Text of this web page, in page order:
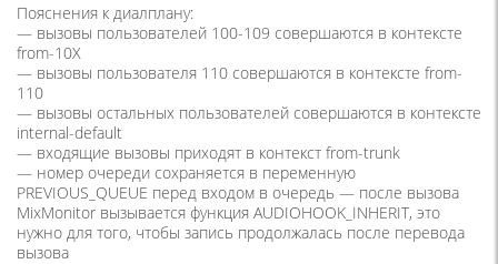
Пояснения к диалплану:
— вызовы пользователей 100-109 совершаются в контексте
from-10X
— вызовы пользователя 110 совершаются в контексте from-
110
— вызовы остальных пользователей совершаются в контексте
internal-default
— входящие вызовы приходят в контекст from-trunk
— номер очереди сохраняется в переменную
PREVIOUS_QUEUE перед входом в очередь — после вызова
MixMonitor вызывается функция AUDIOHOOK_INHERIT, это
нужно для того, чтобы запись продолжалась после перевода
вызова